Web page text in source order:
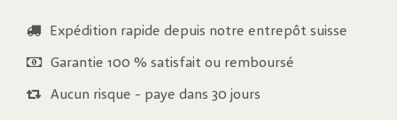
Expédition rapide depuis notre entrepôt suisse
Garantie 100 % satisfait ou remboursé
Aucun risque - paye dans 30 jours